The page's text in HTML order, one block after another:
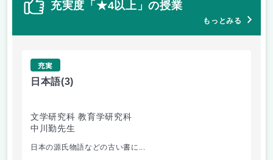
充実度「★4以上」の授業
もっとみる
充実
日本語(3)
文学研究科 教育学研究科
中川勤先生
日本の源氏物語などの古い書に...